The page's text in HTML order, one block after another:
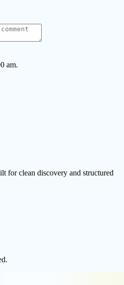
am.
for clean discovery and structured